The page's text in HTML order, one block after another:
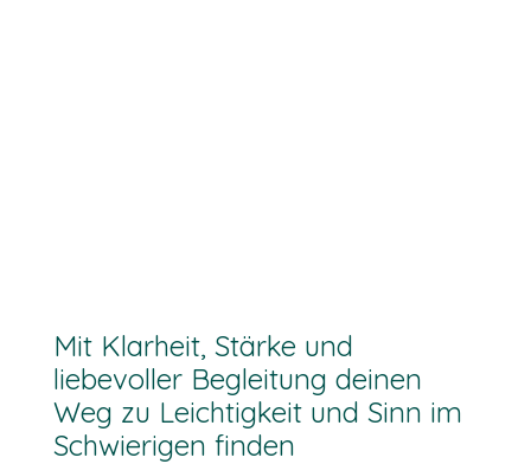
Mit Klarheit, Stärke und
liebevoller Begleitung deinen
Weg zu Leichtigkeit und Sinn im
Schwierigen finden